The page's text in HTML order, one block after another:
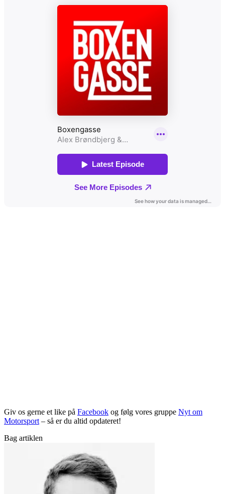
Giv os gerne et like på Facebook og følg vores gruppe Nyt om
Motorsport – så er du altid opdateret!
Bag artiklen